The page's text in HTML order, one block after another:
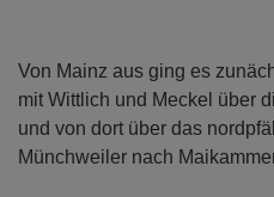
Von Mainz aus ging es
mit Wittlich und Meckel über
und von dort über das
Münchweiler nach